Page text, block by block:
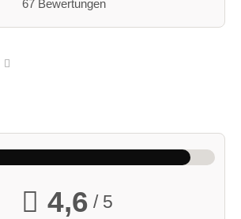
67 Bewertungen
4,6 / 5